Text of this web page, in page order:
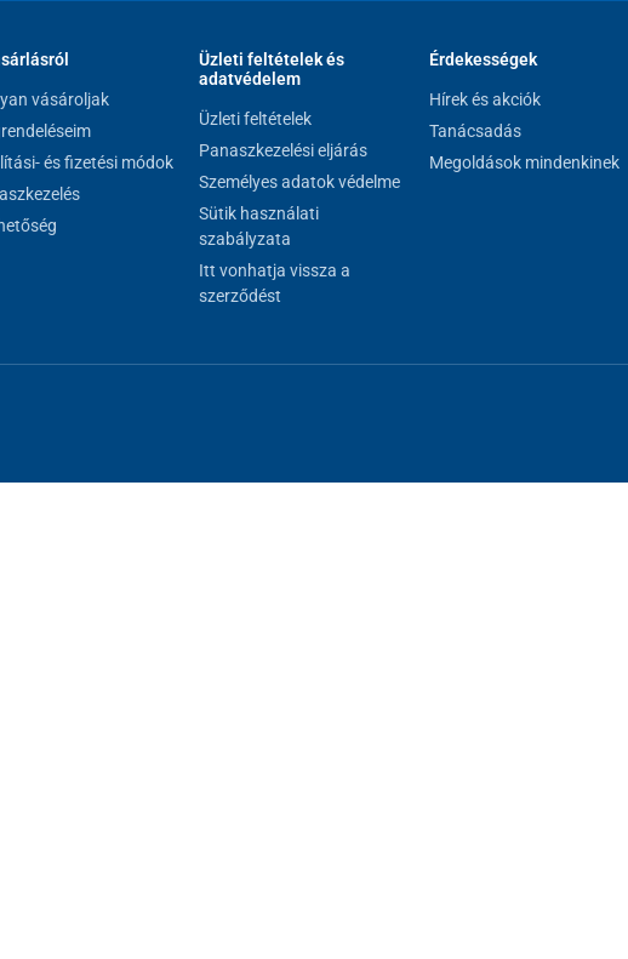
vásároljak
és fizetési módok
Üzleti feltételek és
adatvédelem
Üzleti feltételek
Panaszkezelési eljárás
Személyes adatok védelme
Sütik használati
szabályzata
Itt vonhatja vissza a
szerződést
Érdekességek
Hírek és akciók
Tanácsadás
Megoldások mindenkinek